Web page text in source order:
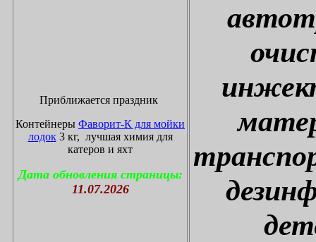
Приближается праздник
Контейнеры Фаворит-К для мойки
лодок3 кг, лучшая химия для
катеров и яхт
Дата обновления страницы:
11.07.2026